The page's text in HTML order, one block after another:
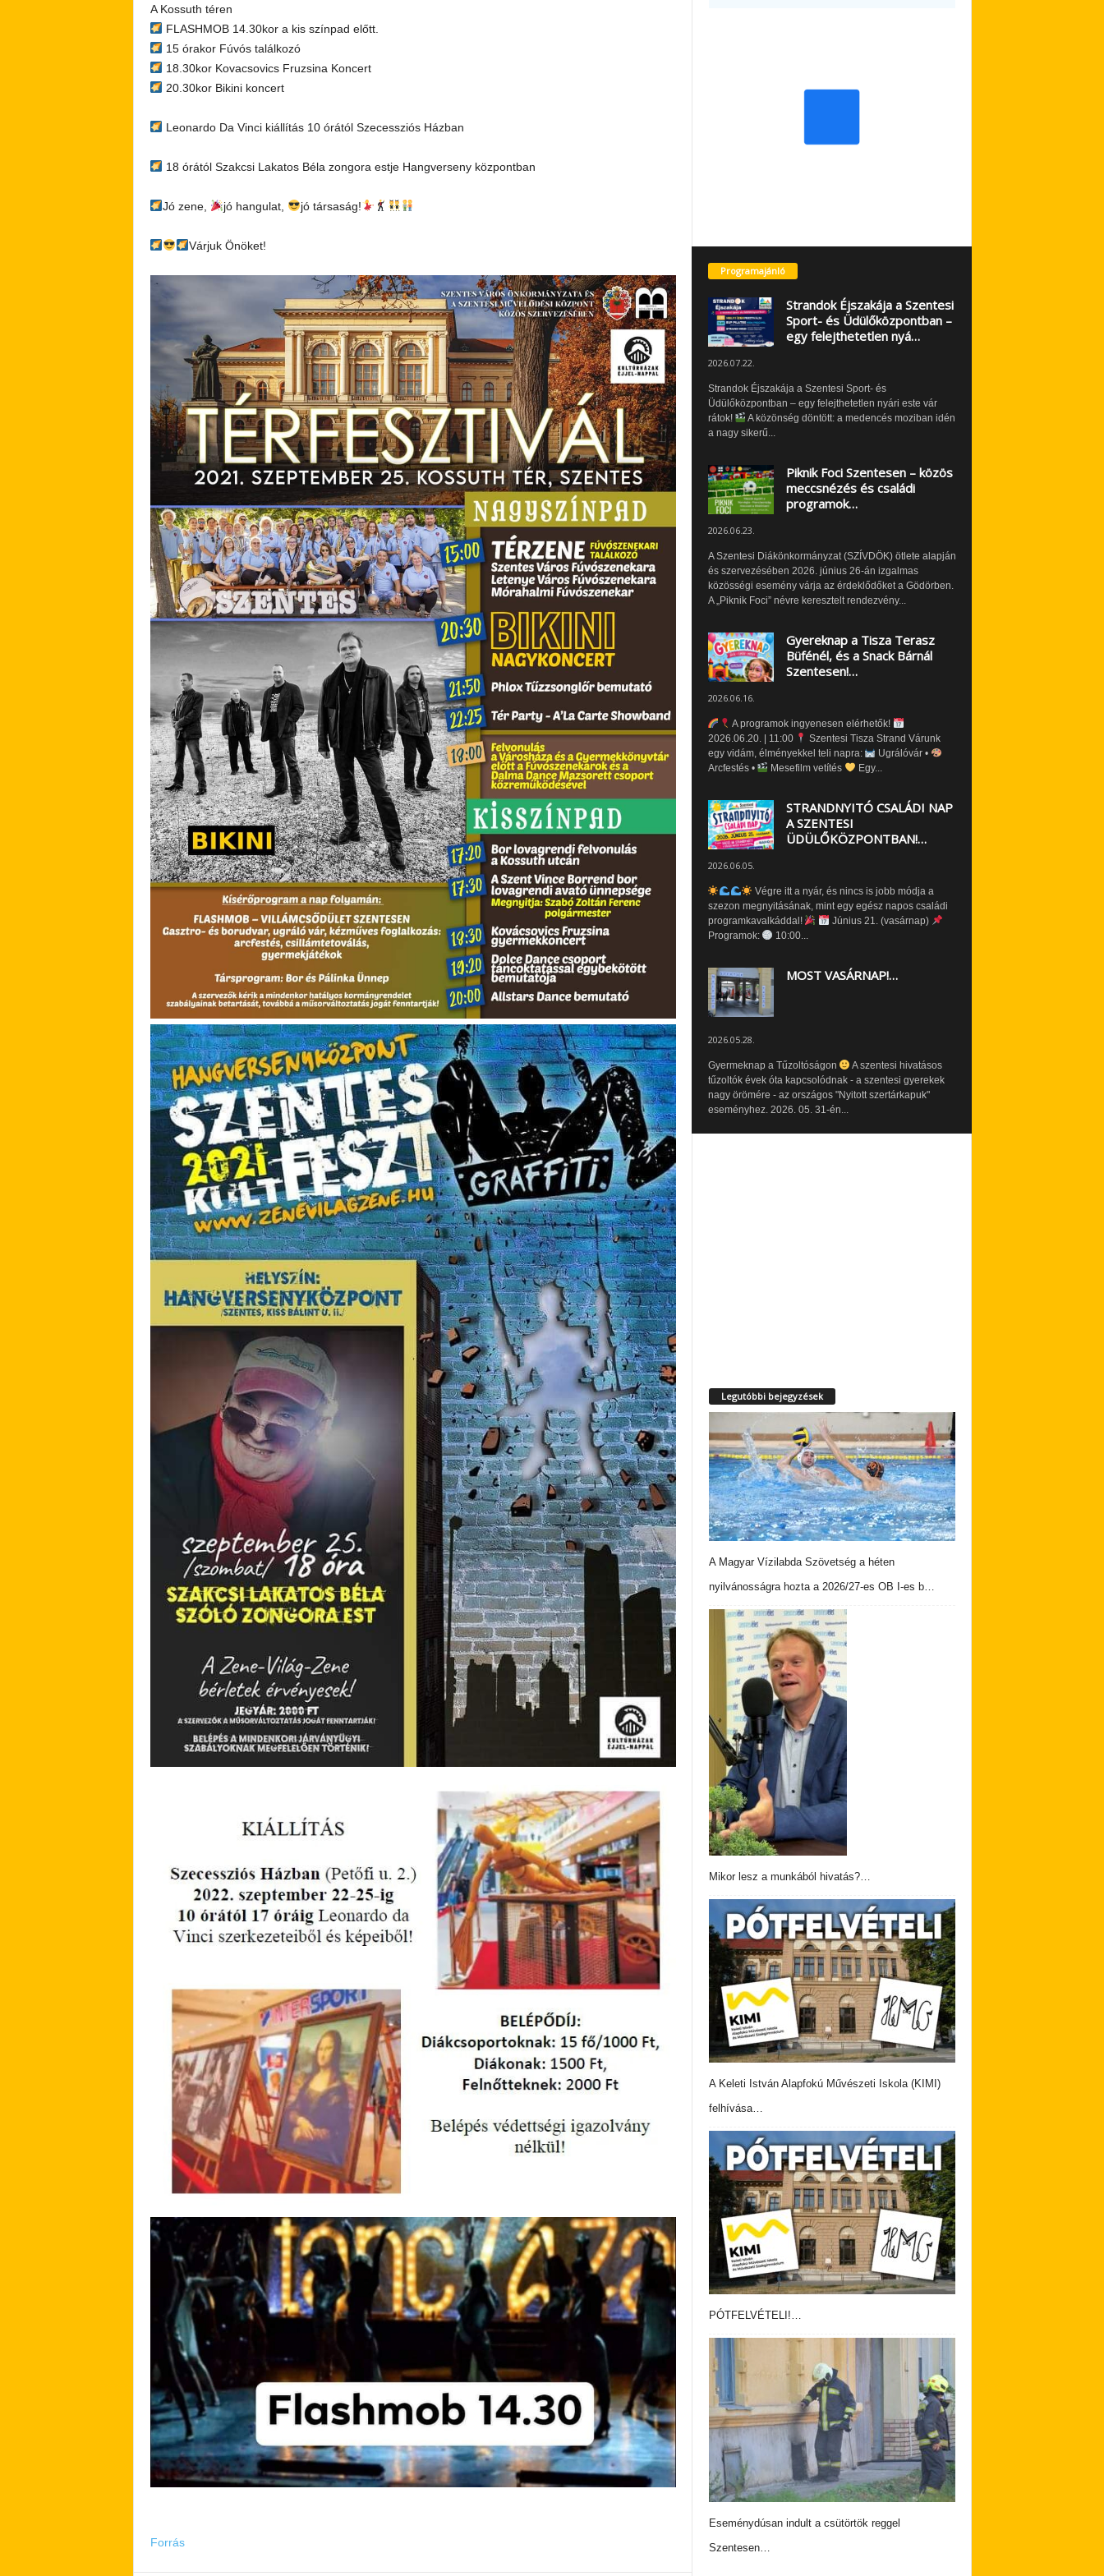
A Kossuth téren
FLASHMOB 14.30kor a kis színpad előtt.
15 órakor Fúvós találkozó
18.30kor Kovacsovics Fruzsina Koncert
20.30kor Bikini koncert
Leonardo Da Vinci kiállítás 10 órától Szecessziós Házban
18 órától Szakcsi Lakatos Béla zongora estje Hangverseny központban
Jó zene, jó hangulat, jó társaság!
Várjuk Önöket!
Forrás
Programajánló
Strandok Éjszakája a Szentesi
Sport- és Üdülőközpontban –
egy felejthetetlen nyá…
2026.07.22.
Strandok Éjszakája a Szentesi Sport- és
Üdülőközpontban – egy felejthetetlen nyári este vár
rátok!
A közönség döntött: a medencés moziban idén
a nagy sikerű...
Piknik Foci Szentesen – közös
meccsnézés és családi
programok…
2026.06.23.
A Szentesi Diákönkormányzat (SZÍVDÖK) ötlete alapján
és szervezésében 2026. június 26-án izgalmas
közösségi esemény várja az érdeklődőket a Gödörben.
A „Piknik Foci” névre keresztelt rendezvény...
Gyereknap a Tisza Terasz
Büfénél, és a Snack Bárnál
Szentesen!…
2026.06.16.
A programok ingyenesen elérhetők!
2026.06.20. | 11:00
Szentesi Tisza Strand Várunk
egy vidám, élményekkel teli napra:
Ugrálóvár •
Arcfestés •
Mesefilm vetítés Egy...
STRANDNYITÓ CSALÁDI NAP
A SZENTESI
ÜDÜLŐKÖZPONTBAN!…
2026.06.05.
Végre itt a nyár, és nincs is jobb módja a
szezon megnyitásának, mint egy egész napos családi
programkavalkáddal!
Június 21. (vasárnap)
Programok:
10:00...
MOST VASÁRNAP!…
2026.05.28.
Gyermeknap a Tűzoltóságon
A szentesi hivatásos
tűzoltók évek óta kapcsolódnak - a szentesi gyerekek
nagy örömére - az országos "Nyitott szertárkapuk"
eseményhez. 2026. 05. 31-én...
Legutóbbi bejegyzések
A Magyar Vízilabda Szövetség a héten
nyilvánosságra hozta a 2026/27-es OB I-es b…
Mikor lesz a munkából hivatás?…
A Keleti István Alapfokú Művészeti Iskola (KIMI)
felhívása…
PÓTFELVÉTELI!…
Eseménydúsan indult a csütörtök reggel
Szentesen…